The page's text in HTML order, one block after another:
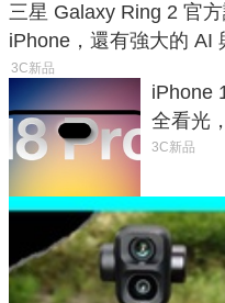
三星 Galaxy Ring 2 官
iPhone，還有強大的 AI
3C新品
iPhone
全看光
家曝山
3C新品